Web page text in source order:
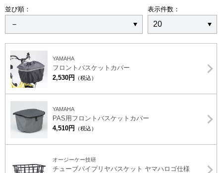
並び順： 表示件数：
YAMAHA
フロントバスケットカバー
2,530円
（税込）
YAMAHA
PAS用フロントバスケットカバー
4,510円
（税込）
オージーケー技研
チューブパイプリヤバスケット ヤマハロゴ仕様